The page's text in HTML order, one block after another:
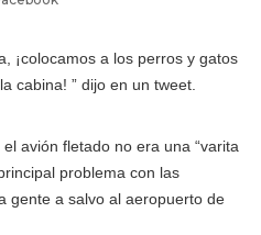
¡colocamos a los perros y gatos
cabina! ” dijo en un tweet.
avión fletado no era una “varita
problema con las
gente a salvo al aeropuerto de